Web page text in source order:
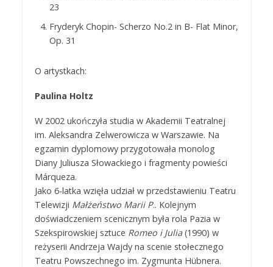
23
Fryderyk Chopin- Scherzo No.2 in B- Flat Minor,
Op. 31
O artystkach:
Paulina Holtz
W 2002 ukończyła studia w Akademii Teatralnej
im. Aleksandra Zelwerowicza w Warszawie. Na
egzamin dyplomowy przygotowała monolog
Diany Juliusza Słowackiego i fragmenty powieści
Márqueza.
Jako 6-latka wzięła udział w przedstawieniu Teatru
Telewizji Małżeństwo Marii P.. Kolejnym
doświadczeniem scenicznym była rola Pazia w
Szekspirowskiej sztuce Romeo i Julia(1990) w
reżyserii Andrzeja Wajdy na scenie stołecznego
Teatru Powszechnego im. Zygmunta Hübnera.